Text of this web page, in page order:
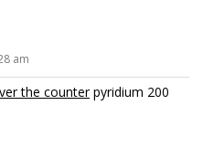
am
the counterpyridium 200